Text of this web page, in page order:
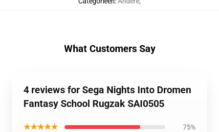
What Customers Say
4 reviews for Sega Nights Into Dromen
Fantasy School Rugzak SAI0505
★★★★★ 75%